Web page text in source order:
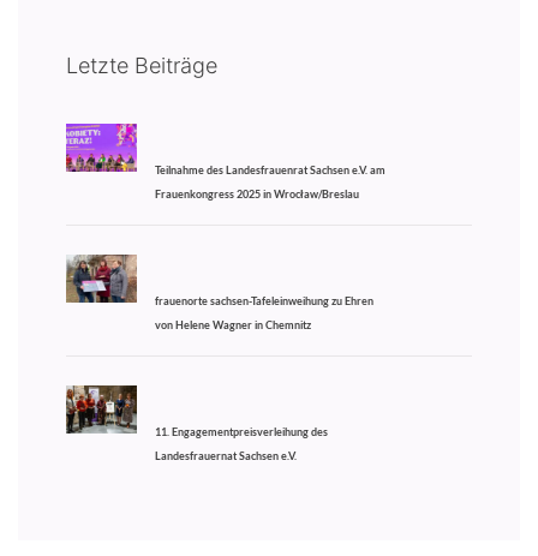
Letzte Beiträge
Teilnahme des Landesfrauenrat Sachsen e.V. am
Frauenkongress 2025 in Wrocław/Breslau
frauenorte sachsen-Tafeleinweihung zu Ehren
von Helene Wagner in Chemnitz
11. Engagementpreisverleihung des
Landesfrauernat Sachsen e.V.